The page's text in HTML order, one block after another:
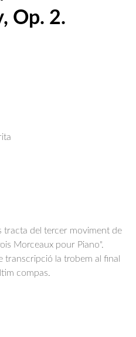
Op. 2.
tracta del tercer moviment de
Morceaux pour Piano".
transcripció la trobem al final
compas.